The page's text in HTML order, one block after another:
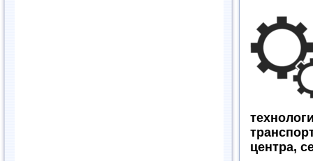
центра,